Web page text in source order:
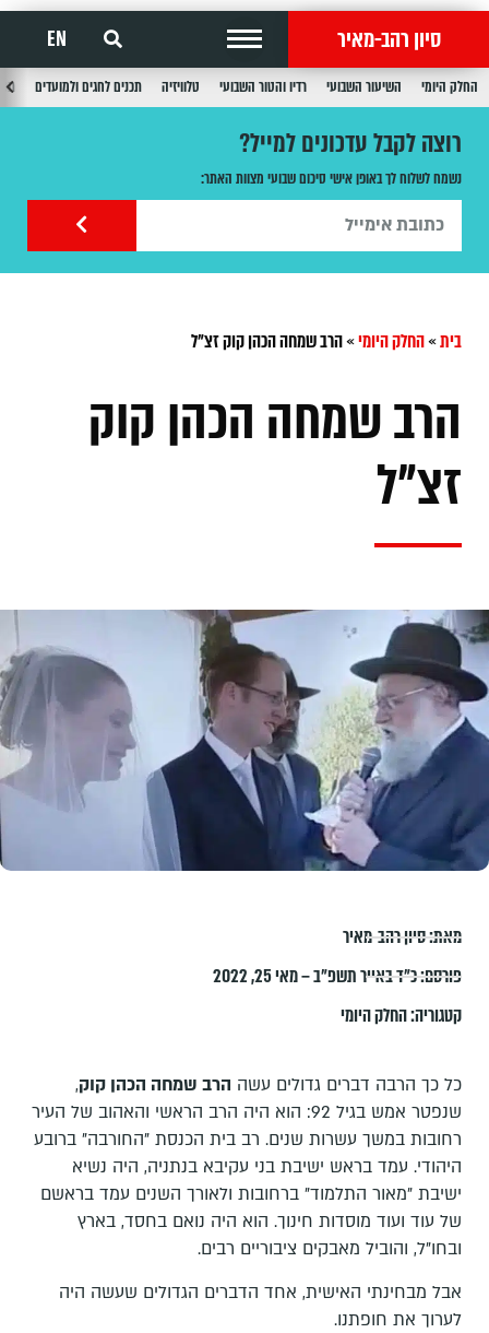
סיון רהב-מאיר EN
החלק היומי השיעור השבועי רדיו והטור השבועי טלוויזיה תכנים לחגים ולמועדים
רוצה לקבל עדכונים למייל?
נשמח לשלוח לך באופן אישי סיכום שבועי מצוות האתר:
בית»החלק היומי»הרב שמחה הכהן קוק זצ"ל
הרב שמחה הכהן קוק
זצ"ל
מאת:סיון רהב-מאיר
פורסם:כ״ד באייר תשפ״ב – מאי 25, 2022
קטגוריה:החלק היומי
כל כך הרבה דברים גדולים עשה הרב שמחה הכהן קוק,
שנפטר אמש בגיל 92: הוא היה הרב הראשי והאהוב של העיר
רחובות במשך עשרות שנים. רב בית הכנסת "החורבה" ברובע
היהודי. עמד בראש ישיבת בני עקיבא בנתניה, היה נשיא
ישיבת "מאור התלמוד" ברחובות ולאורך השנים עמד בראשם
של עוד ועוד מוסדות חינוך. הוא היה נואם בחסד, בארץ
ובחו"ל, והוביל מאבקים ציבוריים רבים.
אבל מבחינתי האישית, אחד הדברים הגדולים שעשה היה
לערוך את חופתנו.